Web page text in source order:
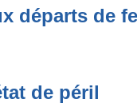
départs de
de péril